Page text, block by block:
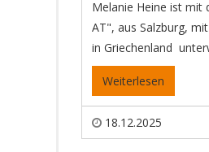
Melanie Heine ist mit
AT", aus Salzburg,
in Griechenland
Weiterlesen
18.12.2025